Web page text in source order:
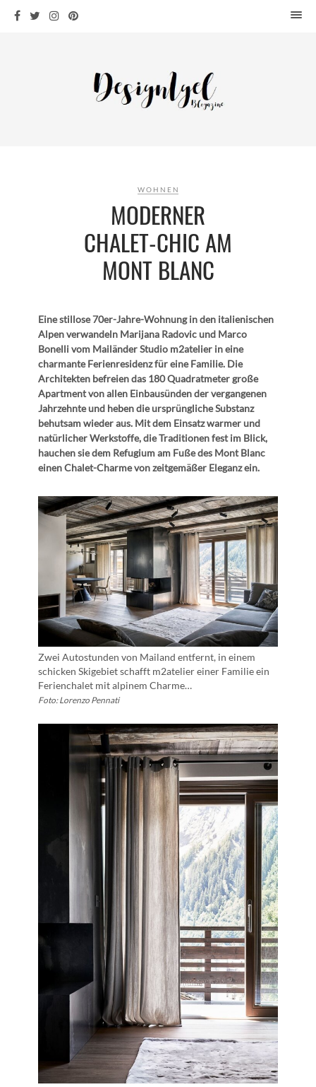
WOHNEN
KÜCHE
ARCHITEKTUR
ÜBER MICH
KONTAKT
WOHNEN
MODERNER
CHALET-CHIC AM
MONT BLANC
Eine stillose 70er-Jahre-Wohnung in den italienischen
Alpen verwandeln Marijana Radovic und Marco
Bonelli vom Mailänder Studio m2atelier in eine
charmante Ferienresidenz für eine Familie. Die
Architekten befreien das 180 Quadratmeter große
Apartment von allen Einbausünden der vergangenen
Jahrzehnte und heben die ursprüngliche Substanz
behutsam wieder aus. Mit dem Einsatz warmer und
natürlicher Werkstoffe, die Traditionen fest im Blick,
hauchen sie dem Refugium am Fuße des Mont Blanc
einen Chalet-Charme von zeitgemäßer Eleganz ein.
Zwei Autostunden von Mailand entfernt, in einem
schicken Skigebiet schafft m2atelier einer Familie ein
Ferienchalet mit alpinem Charme…
Foto: Lorenzo Pennati